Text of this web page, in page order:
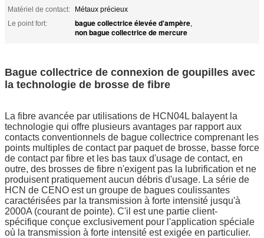
Matériel de contact:
Métaux précieux
Le point fort:
bague collectrice élevée d'ampère,
non bague collectrice de mercure
Bague collectrice de connexion de goupilles avec
la technologie de brosse de fibre
La fibre avancée par utilisations de HCN04L balayent la
technologie qui offre plusieurs avantages par rapport aux
contacts conventionnels de bague collectrice comprenant les
points multiples de contact par paquet de brosse, basse force
de contact par fibre et les bas taux d'usage de contact, en
outre, des brosses de fibre n'exigent pas la lubrification et ne
produisent pratiquement aucun débris d'usage. La série de
HCN de CENO est un groupe de bagues coulissantes
caractérisées par la transmission à forte intensité jusqu'à
2000A (courant de pointe). C'il est une partie client-
spécifique conçue exclusivement pour l'application spéciale
où la transmission à forte intensité est exigée en particulier.